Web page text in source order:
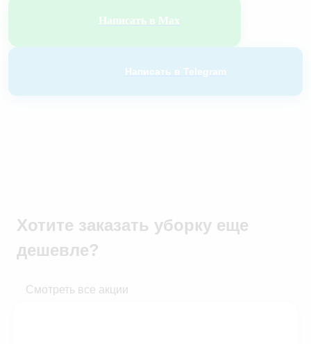
Написать в Max
Написать в Telegram
Хотите заказать уборку еще
дешевле?
Смотреть все акции